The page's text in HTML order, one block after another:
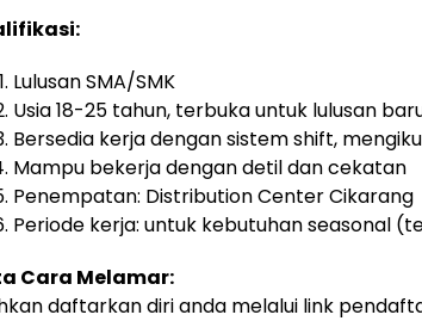
Lulusan SMA/SMK
Usia 18-25 tahun, terbuka untuk lulusan
Bersedia kerja dengan sistem shift,
Mampu bekerja dengan detil dan cekatan
Penempatan: Distribution Center Cikarang
Periode kerja: untuk kebutuhan seasonal
Cara Melamar:
daftarkan diri anda melalui link